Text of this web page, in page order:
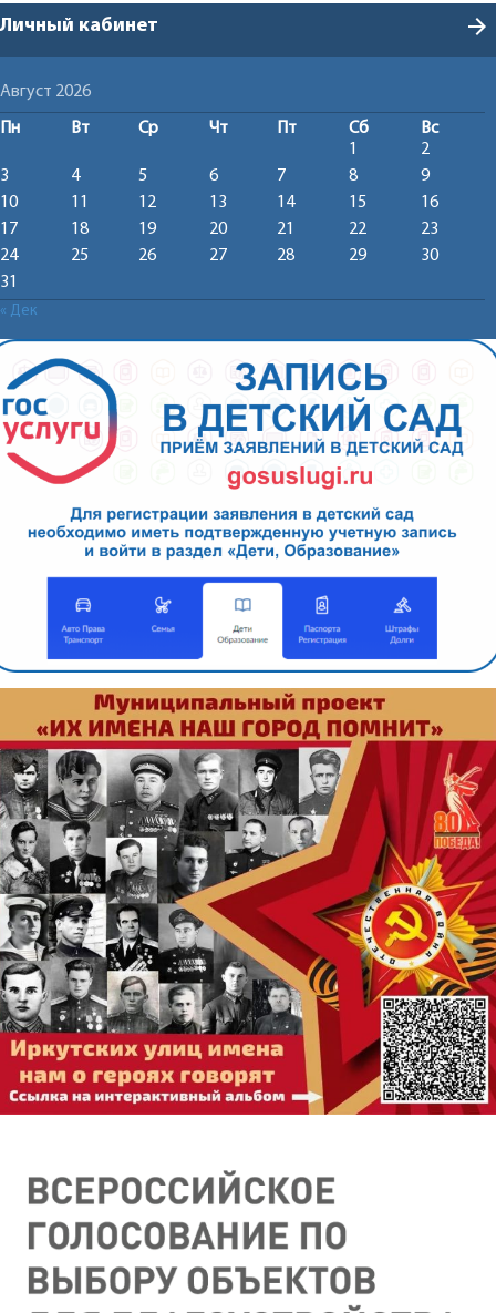
Личный кабинет arrow_forward
Август 2026
Пн Вт Ср Чт Пт Сб
Вс
1
2
3
4 5 6 7 8
9
10
11 12 13 14 15
16
17
18 19 20 21 22
23
24
25 26 27 28 29
30
31
« Дек